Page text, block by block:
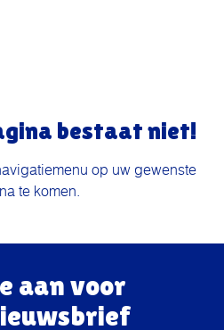
bestaat niet!
op uw gewenste
te komen.
aan voor